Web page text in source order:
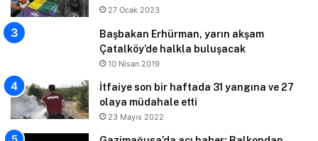
27 Ocak 2023
Başbakan Erhürman, yarın akşam
Çatalköy’de halkla buluşacak
10 Nisan 2019
İtfaiye son bir haftada 31 yangına ve 27
olaya müdahale etti
23 Mayıs 2022